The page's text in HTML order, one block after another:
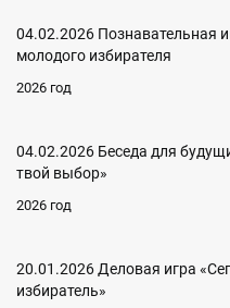
04.02.2026 Познавательная
молодого избирателя
2026 год
04.02.2026 Беседа для
твой выбор»
2026 год
20.01.2026 Деловая игра
избиратель»